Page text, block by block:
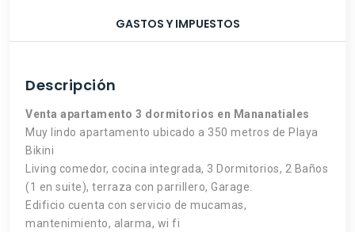
GASTOS Y IMPUESTOS
Descripción
Venta apartamento 3 dormitorios en Mananatiales
Muy lindo apartamento ubicado a 350 metros de Playa
Bikini
Living comedor, cocina integrada, 3 Dormitorios, 2 Baños
(1 en suite), terraza con parrillero, Garage.
Edificio cuenta con servicio de mucamas,
mantenimiento, alarma, wi fi